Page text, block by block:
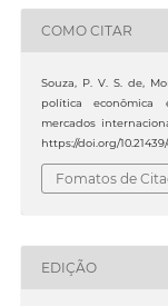
COMO CITAR
Souza, P. V. S. de,
política econômica
mercados
https://doi.org/
Fomatos de
EDIÇÃO